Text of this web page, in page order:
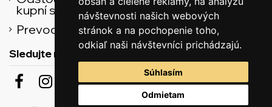
návštevnosti našich webových
stránok a na pochopenie toho,
odkiaľ naši návštevníci prichádzajú.
Súhlasím
Odmietam
kupní smlouvy
Prevodník
Sledujte nás